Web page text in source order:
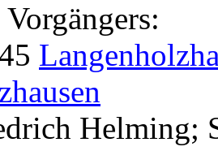
Helming;